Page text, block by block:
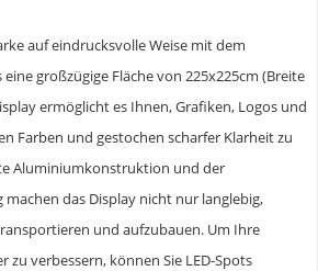
auf eindrucksvolle Weise mit dem
großzügige Fläche von 225x225cm (Breite
ermöglicht es Ihnen, Grafiken, Logos und
Farben und gestochen scharfer Klarheit zu
Aluminiumkonstruktion und der
das Display nicht nur langlebig,
und aufzubauen. Um Ihre
zu verbessern, können Sie LED-Spots